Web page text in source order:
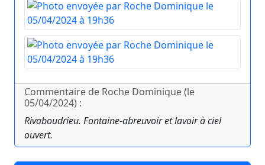
Commentaire de Roche Dominique (le
05/04/2024) :
Rivaboudrieu. Fontaine-abreuvoir et lavoir à ciel
ouvert.